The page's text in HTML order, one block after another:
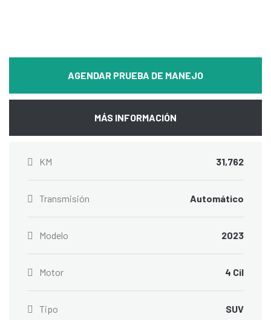
AGENDAR PRUEBA DE MANEJO
MÁS INFORMACIÓN
KM 31,762
Transmisión Automático
Modelo 2023
Motor 4 Cil
Tipo SUV